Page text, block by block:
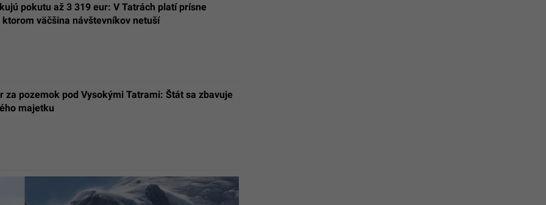
pokutu až 3 319 eur: V Tatrách platí prísne
ktorom väčšina návštevníkov netuší
za pozemok pod Vysokými Tatrami: Štát sa zbavuje
majetku